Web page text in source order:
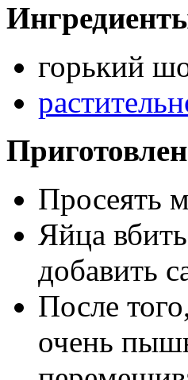
горький
Просеять
Яйца
добавить
После
очень